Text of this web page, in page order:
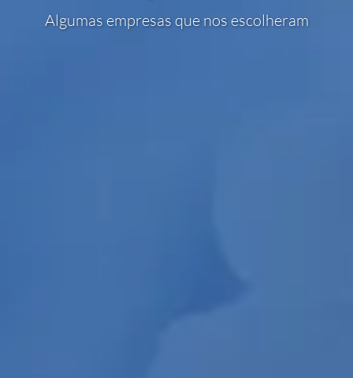
Algumas empresas que nos escolheram